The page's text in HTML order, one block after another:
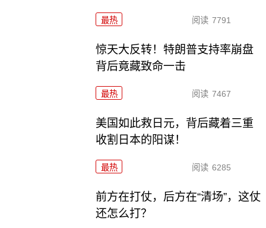
最热 阅读 7791
惊天大反转！特朗普支持率崩盘
背后竟藏致命一击
最热 阅读 7467
美国如此救日元，背后藏着三重
收割日本的阳谋！
最热 阅读 6285
前方在打仗，后方在“清场”，这仗
还怎么打？